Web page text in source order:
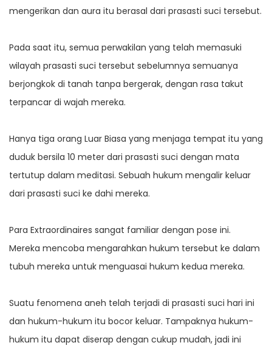
mengerikan dan aura itu berasal dari prasasti suci tersebut.
Pada saat itu, semua perwakilan yang telah memasuki
wilayah prasasti suci tersebut sebelumnya semuanya
berjongkok di tanah tanpa bergerak, dengan rasa takut
terpancar di wajah mereka.
Hanya tiga orang Luar Biasa yang menjaga tempat itu yang
duduk bersila 10 meter dari prasasti suci dengan mata
tertutup dalam meditasi. Sebuah hukum mengalir keluar
dari prasasti suci ke dahi mereka.
Para Extraordinaires sangat familiar dengan pose ini.
Mereka mencoba mengarahkan hukum tersebut ke dalam
tubuh mereka untuk menguasai hukum kedua mereka.
Suatu fenomena aneh telah terjadi di prasasti suci hari ini
dan hukum-hukum itu bocor keluar. Tampaknya hukum-
hukum itu dapat diserap dengan cukup mudah, jadi ini